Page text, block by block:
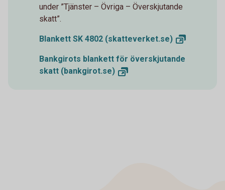
under ”Tjänster – Övriga – Överskjutande
skatt”.
Blankett SK 4802 (skatteverket.se)
Bankgirots blankett för överskjutande
skatt (bankgirot.se)